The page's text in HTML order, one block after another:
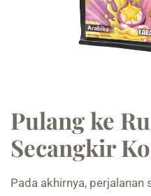
Pulang ke
Secangkir
Pada akhirnya, perjalanan